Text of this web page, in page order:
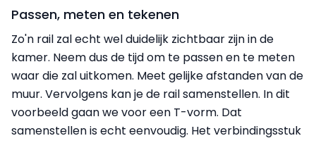
Passen, meten en tekenen
Zo'n rail zal echt wel duidelijk zichtbaar zijn in de
kamer. Neem dus de tijd om te passen en te meten
waar die zal uitkomen. Meet gelijke afstanden van de
muur. Vervolgens kan je de rail samenstellen. In dit
voorbeeld gaan we voor een T-vorm. Dat
samenstellen is echt eenvoudig. Het verbindingsstuk